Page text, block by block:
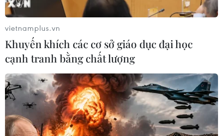
Thành phố Hồ Chí Minh bắt lô hàng gần 1
tấn ngà voi giấu trong gỗ
26/10/2016 11:42
Cục Hải quan Thành phố Hồ Chí Minh vừa phát hiện lô
hàng có chứa gần 1 tấn ngà voi châu Phi được cất giấu
vietnamplus.vn
Khuyến khích các cơ sở giáo dục đại học
cạnh tranh bằng chất lượng